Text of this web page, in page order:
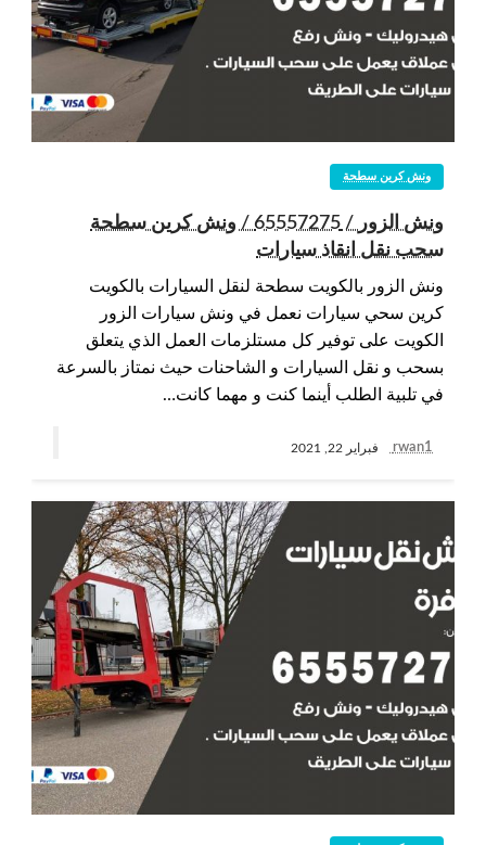
ونش كرين سطحة
ونش الزور / 65557275 / ونش كرين سطحة
سحب نقل انقاذ سيارات
ونش الزور بالكويت سطحة لنقل السيارات بالكويت
كرين سحي سيارات نعمل في ونش سيارات الزور
الكويت على توفير كل مستلزمات العمل الذي يتعلق
بسحب و نقل السيارات و الشاحنات حيث نمتاز بالسرعة
في تلبية الطلب أينما كنت و مهما كانت…
rwan1 فبراير 22, 2021